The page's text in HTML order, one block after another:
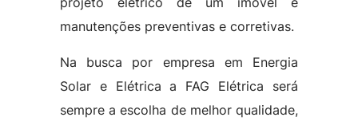
manutenções preventivas e corretivas.
Na busca por empresa em Energia
Solar e Elétrica a FAG Elétrica será
sempre a escolha de melhor qualidade,